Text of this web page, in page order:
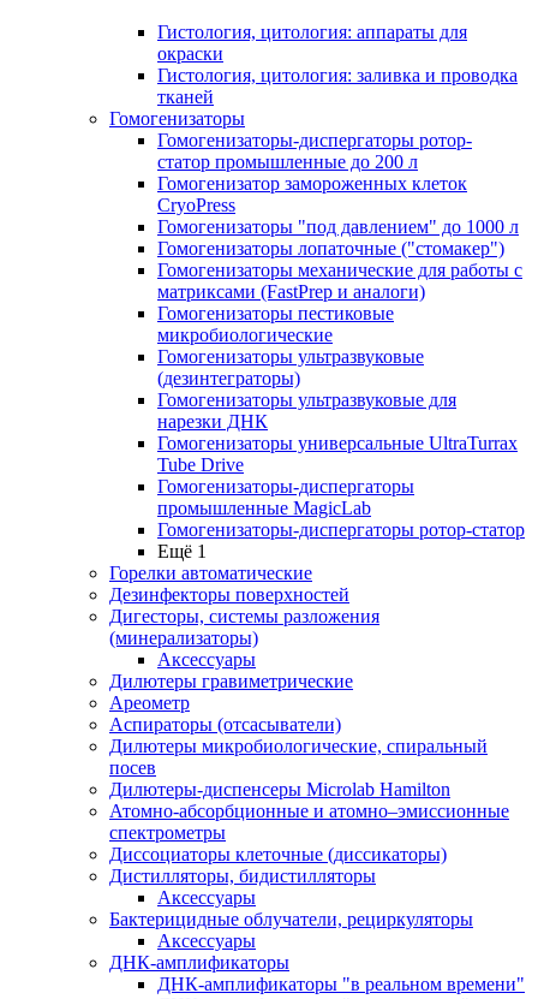
Гистология, цитология: аппараты для
окраски
Гистология, цитология: заливка и проводка
тканей
Гомогенизаторы
Гомогенизаторы-диспергаторы ротор-
статор промышленные до 200 л
Гомогенизатор замороженных клеток
CryoPress
Гомогенизаторы "под давлением" до 1000 л
Гомогенизаторы лопаточные ("стомакер")
Гомогенизаторы механические для работы с
матриксами (FastPrep и аналоги)
Гомогенизаторы пестиковые
микробиологические
Гомогенизаторы ультразвуковые
(дезинтеграторы)
Гомогенизаторы ультразвуковые для
нарезки ДНК
Гомогенизаторы универсальные UltraTurrax
Tube Drive
Гомогенизаторы-диспергаторы
промышленные MagicLab
Гомогенизаторы-диспергаторы ротор-статор
Ещё 1
Горелки автоматические
Дезинфекторы поверхностей
Дигесторы, системы разложения
(минерализаторы)
Аксессуары
Дилютеры гравиметрические
Ареометр
Аспираторы (отсасыватели)
Дилютеры микробиологические, спиральный
посев
Дилютеры-диспенсеры Microlab Hamilton
Атомно-абсорбционные и атомно–эмиссионные
спектрометры
Диссоциаторы клеточные (диссикаторы)
Дистилляторы, бидистилляторы
Аксессуары
Бактерицидные облучатели, рециркуляторы
Аксессуары
ДНК-амплификаторы
ДНК-амплификаторы "в реальном времени"